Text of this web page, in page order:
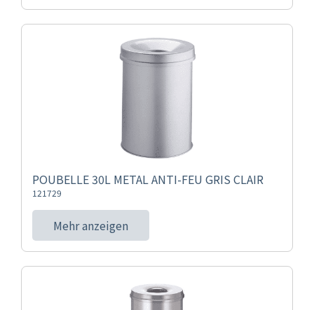
POUBELLE 30L METAL ANTI-FEU GRIS CLAIR
121729
Mehr anzeigen